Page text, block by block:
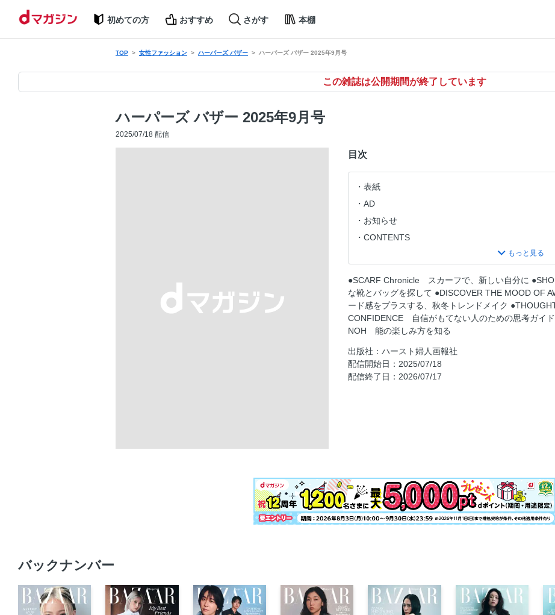
初めての方 おすすめ さがす 本棚
TOP 女性ファッション ハーパーズ バザー ハーパーズ バザー 2025年9月号
この雑誌は公開期間が終了しています
ハーパーズ バザー 2025年9月号
2025/07/18 配信
目次
表紙
AD
お知らせ
CONTENTS
EDITOR’S LETTER ＆ CONTRIBUTORS
IN THE DRAWER
TREND MEMO
THE WATCH
IN THE FASHION CLOSET
LIFESTYLE
THE NECKLACE
フロアで自身のクィアネスを解放するまで
軍事政権への確固たる抵抗
過去に対峙し実践した教育の記録
スカーフで、新しい自分に
エターナルな靴とバッグを探して
●SCARF Chronicle スカーフで、新しい自分に
な靴とバッグを探して ●DISCOVER THE MOOD OF
ード感をプラスする、秋冬トレンドメイク
CONFIDENCE 自信がもてない人のための思考ガイ
NOH 能の楽しみ方を知る
出版社：ハースト婦人画報社
配信開始日：2025/07/18
配信終了日：2026/07/17
バックナンバー